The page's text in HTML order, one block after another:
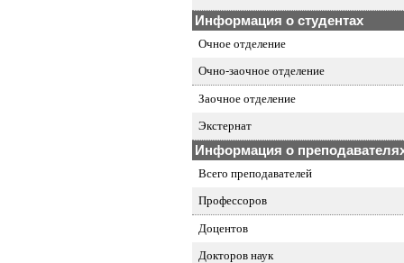
Информация о студентах
Очное отделение
Очно-заочное отделение
Заочное отделение
Экстернат
Информация о
Всего преподавателей
Профессоров
Доцентов
Докторов наук